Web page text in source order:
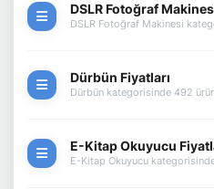
DSLR Fotoğraf
DSLR Fotoğraf Makinesi
Dürbün Fiyatları
Dürbün kategorisinde 492
E-Kitap Okuyucu
E-Kitap Okuyucu